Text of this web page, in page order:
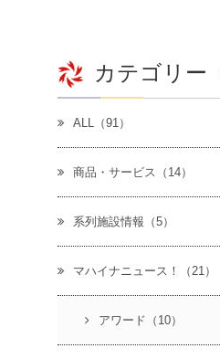
カテゴリー
ALL（91）
商品・サービス（14）
系列施設情報（5）
マハイナニュース！（21）
アワード（10）